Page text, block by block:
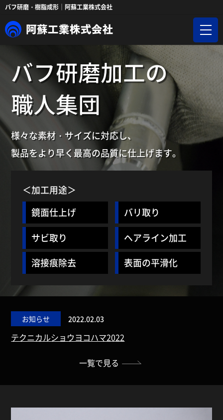
バフ研磨・樹脂成形｜阿蘇工業株式会社
バフ研磨加工の
職人集団
様々な素材・サイズに対応し、
製品をより早く最高の品質に仕上げます。
＜加工用途＞
鏡面仕上げ
バリ取り
サビ取り
ヘアライン加工
溶接痕除去
表面の平滑化
お知らせ 2022.02.03
テクニカルショウヨコハマ2022
一覧で見る